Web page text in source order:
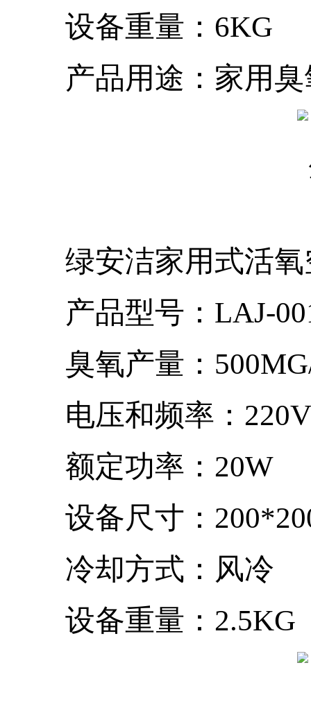
设备重量：6KG
产品用途：家用臭
绿安洁家用式活氧
产品型号：LAJ-
臭氧产量：
电压和频率：
额定功率：20W
设备尺寸：
冷却方式：风冷
设备重量：2.5KG